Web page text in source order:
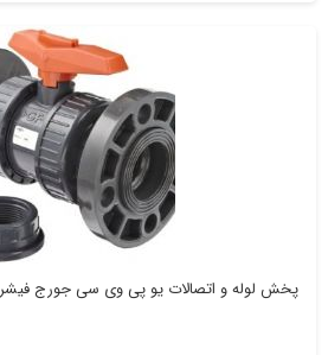
پخش لوله و اتصالات یو پی وی سی جورج فیشر